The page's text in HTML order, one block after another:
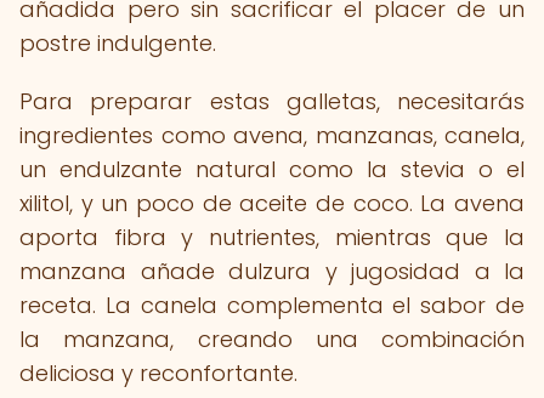
añadida pero sin sacrificar el placer de un
postre indulgente.
Para preparar estas galletas, necesitarás
ingredientes como avena, manzanas, canela,
un endulzante natural como la stevia o el
xilitol, y un poco de aceite de coco. La avena
aporta fibra y nutrientes, mientras que la
manzana añade dulzura y jugosidad a la
receta. La canela complementa el sabor de
la manzana, creando una combinación
deliciosa y reconfortante.